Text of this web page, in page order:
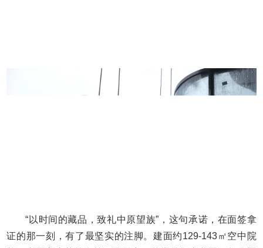
“以时间的藏品，致礼中原望族”，这句承诺，在面签拿
证的那一刻，有了最坚实的注脚。建面约129-143㎡空中院